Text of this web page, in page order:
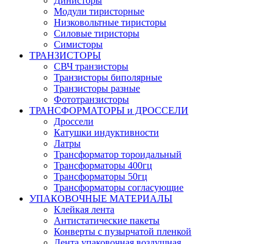
Модули тиристорные
Низковольтные тиристоры
Силовые тиристоры
Симисторы
ТРАНЗИСТОРЫ
СВЧ транзисторы
Транзисторы биполярные
Транзисторы разные
Фототранзисторы
ТРАНСФОРМАТОРЫ и ДРОССЕЛИ
Дроссели
Катушки индуктивности
Латры
Трансформатор тороидальный
Трансформаторы 400гц
Трансформаторы 50гц
Трансформаторы согласующие
УПАКОВОЧНЫЕ МАТЕРИАЛЫ
Клейкая лента
Антистатические пакеты
Конверты с пузырчатой пленкой